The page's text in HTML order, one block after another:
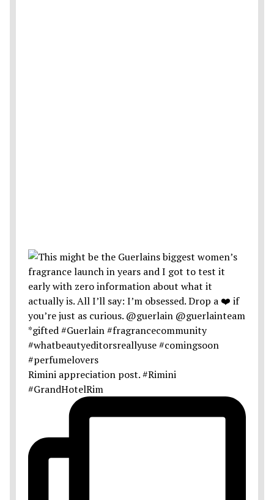
Rimini appreciation post. #Rimini
#GrandHotelRim